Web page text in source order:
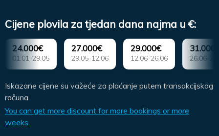
Cijene plovila za tjedan dana najma u €:
24.000€
01.01-29.05
27.000€
29.05-12.06
29.000€
12.06-26.06 26.06-
Iskazane cijene su važeće za plaćanje putem transakcijskog
računa
You can get more discount for more bookings or more
weeks